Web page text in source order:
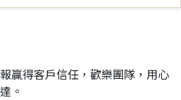
贏得客戶信任，歡樂團隊，用心
。